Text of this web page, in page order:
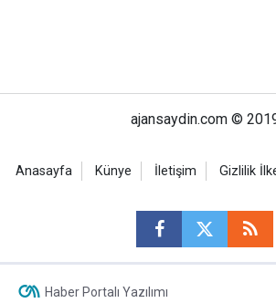
ajansaydin.com ©
Anasayfa Künye İletişim Gizlilik
Haber Portalı Yazılımı